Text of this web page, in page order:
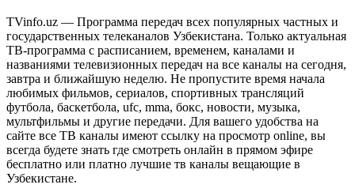
TVinfo.uz — Программа передач всех популярных частных и
государственных телеканалов Узбекистана. Только актуальная
ТВ-программа с расписанием, временем, каналами и
названиями телевизионных передач на все каналы на сегодня,
завтра и ближайшую неделю. Не пропустите время начала
любимых фильмов, сериалов, спортивных трансляций
футбола, баскетбола, ufc, mma, бокс, новости, музыка,
мультфильмы и другие передачи. Для вашего удобства на
сайте все ТВ каналы имеют ссылку на просмотр online, вы
всегда будете знать где смотреть онлайн в прямом эфире
бесплатно или платно лучшие тв каналы вещающие в
Узбекистане.